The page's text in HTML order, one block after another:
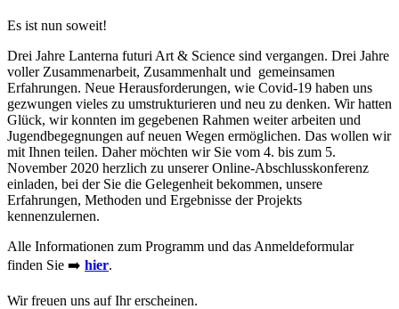
Es ist nun soweit!
Drei Jahre Lanterna futuri Art & Science sind vergangen. Drei Jahre
voller Zusammenarbeit, Zusammenhalt und gemeinsamen
Erfahrungen. Neue Herausforderungen, wie Covid-19 haben uns
gezwungen vieles zu umstrukturieren und neu zu denken. Wir hatten
Glück, wir konnten im gegebenen Rahmen weiter arbeiten und
Jugendbegegnungen auf neuen Wegen ermöglichen. Das wollen wir
mit Ihnen teilen. Daher möchten wir Sie vom 4. bis zum 5.
November 2020 herzlich zu unserer Online-Abschlusskonferenz
einladen, bei der Sie die Gelegenheit bekommen, unsere
Erfahrungen, Methoden und Ergebnisse der Projekts
kennenzulernen.
Alle Informationen zum Programm und das Anmeldeformular
finden Sie ➡️ hier.
Wir freuen uns auf Ihr erscheinen.